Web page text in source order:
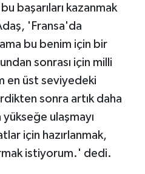
başarıları kazanmak
'Fransa'da
bu benim için bir
sonrası için milli
en üst seviyedeki
sonra artık daha
ulaşmayı
için hazırlanmak,
istiyorum.' dedi.